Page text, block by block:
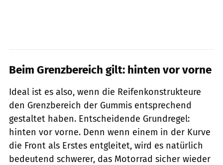
Beim Grenzbereich gilt: hinten vor vorne
Ideal ist es also, wenn die Reifenkon­strukteure
den Grenzbereich der Gummis entsprechend
gestaltet haben. Entscheidende Grundregel:
hinten vor vorne. Denn wenn einem in der Kurve
die Front als Erstes entgleitet, wird es natürlich
bedeutend schwerer, das Motorrad sicher wieder